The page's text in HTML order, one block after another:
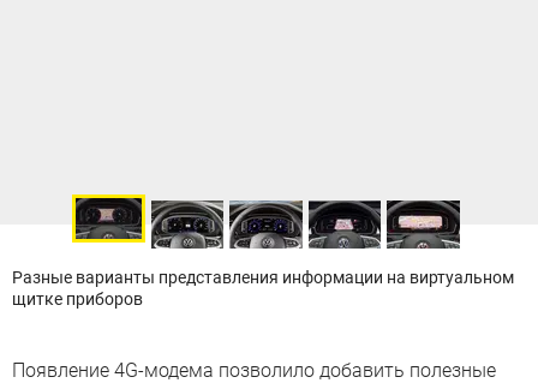
Разные варианты представления информации на виртуальном
щитке приборов
Появление 4G-модема позволило добавить полезные